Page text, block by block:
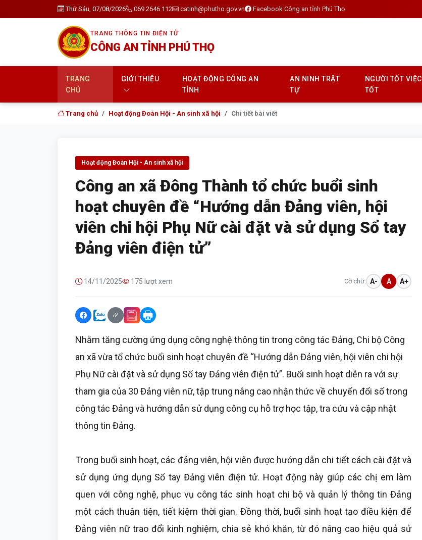
Thứ Sáu, 07/08/2026 069 2646 112 catinh@phutho.gov.vn Facebook Công an tỉnh Phú Thọ
TRANG THÔNG TIN ĐIỆN TỬ
CÔNG AN TỈNH PHÚ THỌ
TRANG
CHỦ
GIỚI THIỆU
HOẠT ĐỘNG CÔNG AN
TỈNH
AN NINH TRẬT
TỰ
NGƯỜI TỐT VIỆC
TỐT
Trang chủ Hoạt động Đoàn Hội - An sinh xã hội Chi tiết bài viết
Hoạt động Đoàn Hội - An sinh xã hội
Công an xã Đông Thành tổ chức buổi sinh
hoạt chuyên đề “Hướng dẫn Đảng viên, hội
viên chi hội Phụ Nữ cài đặt và sử dụng Sổ tay
Đảng viên điện tử”
14/11/2025 175 lượt xem Cỡ chữ: A- A A+
Nhằm tăng cường ứng dụng công nghệ thông tin trong công tác Đảng, Chi bộ Công
an xã vừa tổ chức buổi sinh hoạt chuyên đề “Hướng dẫn Đảng viên, hội viên chi hội
Phụ Nữ cài đặt và sử dụng Sổ tay Đảng viên điện tử”. Buổi sinh hoạt diễn ra với sự
tham gia của 30 Đảng viên nữ, tập trung nâng cao nhận thức về chuyển đổi số trong
công tác Đảng và hướng dẫn sử dụng công cụ hỗ trợ học tập, tra cứu và cập nhật
thông tin Đảng.
Trong buổi sinh hoạt, các đảng viên, hội viên được hướng dẫn chi tiết cách cài đặt và
sử dụng ứng dụng Sổ tay Đảng viên điện tử. Hoạt động này giúp các chị em làm
quen với công nghệ, phục vụ công tác sinh hoạt chi bộ và quản lý thông tin Đảng
một cách thuận tiện, tiết kiệm thời gian. Đồng thời, buổi sinh hoạt tạo điều kiện để
Đảng viên nữ trao đổi kinh nghiệm, chia sẻ khó khăn, từ đó nâng cao hiệu quả sử